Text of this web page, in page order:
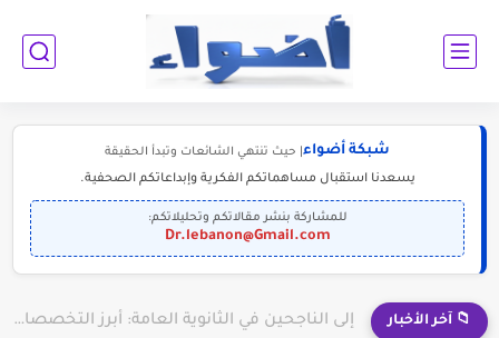
شبكة أضواء | حيث تنتهي الشائعات وتبدأ الحقيقة
يسعدنا استقبال مساهماتكم الفكرية وإبداعاتكم الصحفية.
للمشاركة بنشر مقالاتكم وتحليلاتكم:
Dr.lebanon@Gmail.com
📁 آخر الأخبار إلى الناجحين في الثانوية العامة: أبرز التخصصات المطلوبة للمستقبل (2030-2050)